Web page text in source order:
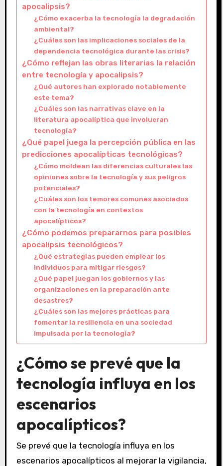
apocalipsis?
¿Cómo exacerba la tecnología la degradación
ambiental?
¿Cuáles son las implicaciones sociales de la
dependencia tecnológica durante las crisis?
¿Cómo reflejan las obras literarias la relación
entre tecnología y apocalipsis?
¿Qué autores han explorado notablemente
este tema?
¿Cuáles son las narrativas clave en la
literatura apocalíptica que involucran
tecnología?
¿Qué papel juega la percepción pública en las
predicciones apocalípticas tecnológicas?
¿Cómo moldean las diferencias culturales las
opiniones sobre la tecnología y sus peligros
potenciales?
¿Cuáles son los temores comunes asociados
con la tecnología en contextos
apocalípticos?
¿Cómo podemos prepararnos para posibles
apocalipsis tecnológicos?
¿Qué estrategias pueden emplear los
individuos para mitigar riesgos?
¿Qué papel juegan los gobiernos y las
organizaciones en la preparación ante
desastres?
¿Cuáles son las mejores prácticas para
fomentar la resiliencia en una sociedad
impulsada por la tecnología?
¿Cómo se prevé que la
tecnología influya en los
escenarios
apocalípticos?
Se prevé que la tecnología influya en los
escenarios apocalípticos al mejorar la vigilancia,